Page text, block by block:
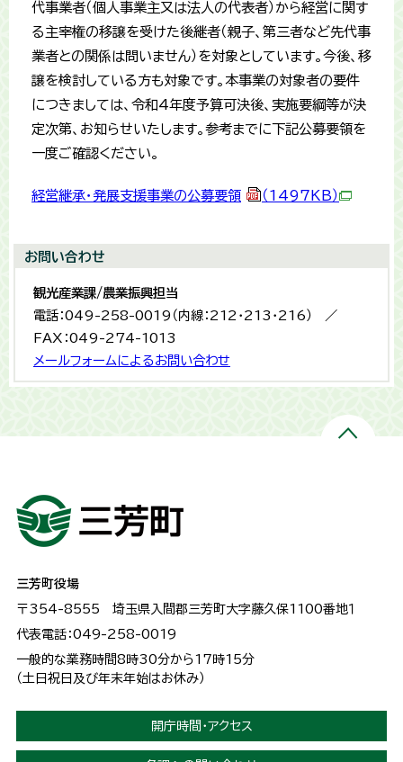
代事業者（個人事業主又は法人の代表者）から経営に関す
る主宰権の移譲を受けた後継者（親子、第三者など先代事
業者との関係は問いません）を対象としています。今後、移
譲を検討している方も対象です。本事業の対象者の要件
につきましては、令和4年度予算可決後、実施要綱等が決
定次第、お知らせいたします。参考までに下記公募要領を
一度ご確認ください。
経営継承・発展支援事業の公募要領 （1497KB）
お問い合わせ
観光産業課/農業振興担当
電話：049-258-0019（内線：212・213・216） ／
FAX：049-274-1013
メールフォームによるお問い合わせ
三芳町役場
〒354-8555 埼玉県入間郡三芳町大字藤久保1100番地１
代表電話：049-258-0019
一般的な業務時間8時30分から17時15分
（土日祝日及び年末年始はお休み）
開庁時間・アクセス